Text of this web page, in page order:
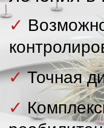
реабилитации
Приём